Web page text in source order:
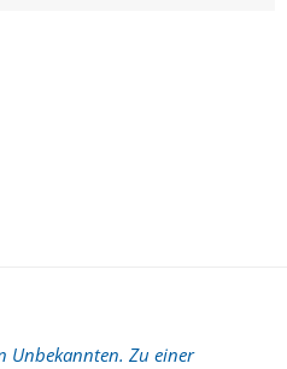
Unbekannten. Zu einer